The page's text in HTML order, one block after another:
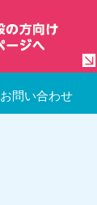
お問い合わせ